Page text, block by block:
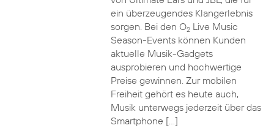
ein überzeugendes Klangerlebnis
sorgen. Bei den O2Live Music
Season-Events können Kunden
aktuelle Musik-Gadgets
ausprobieren und hochwertige
Preise gewinnen. Zur mobilen
Freiheit gehört es heute auch,
Musik unterwegs jederzeit über das
Smartphone […]